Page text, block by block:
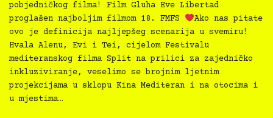
pobjedničkog filma! Film Gluha Eve Libertad
proglašen najboljim filmom 18. FMFS
Ako nas pitate
ovo je definicija najljepšeg scenarija u svemiru!
Hvala Alenu, Evi i Tei, cijelom Festivalu
mediteranskog filma Split na prilici za zajedničko
inkluziviranje, veselimo se brojnim ljetnim
projekcijama u sklopu Kina Mediteran i na otocima i
u mjestima…